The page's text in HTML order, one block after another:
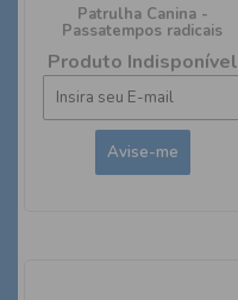
Patrulha Canina -
Passatempos radicais
Produto Indisponível